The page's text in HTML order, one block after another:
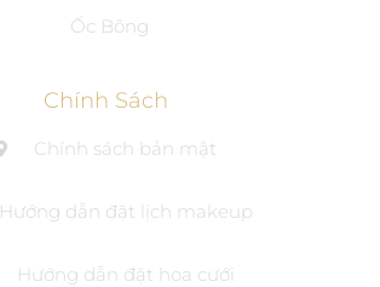
Ốc Bông
Chính Sách
Chính sách bản mật
Hướng dẫn đặt lịch makeup
Hướng dẫn đặt hoa cưới